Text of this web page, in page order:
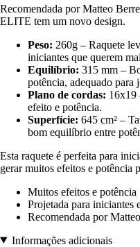
Recomendada por Matteo
ELITE tem um novo design.
Peso: 260g – Raquete
iniciantes que querem
Equilíbrio: 315 mm –
potência, adequado para
Plano de cordas: 16x19
efeito e potência.
Superfície: 645 cm² –
bom equilíbrio entre
Esta raquete é perfeita para
gerar muitos efeitos e potência
Muitos efeitos e potência
Projetada para iniciantes
Recomendada por
Informações adicionais